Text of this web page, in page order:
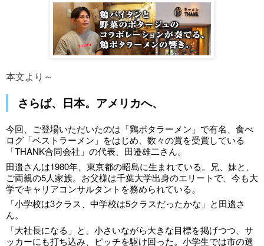
本文より～
さらば、日本。アメリカへ、
今回、ご登場いただいたのは「鶏ポタラーメン」で有名、食べ
ログ「ベストラーメン」をはじめ、数々の賞を受賞している
「THANK合同会社」の代表、田邉雄二さん。
田邉さんは1980年、東京都の昭島に生まれている。兄、妹と、
ご両親の5人家族。お父様は千葉大学出身のエリートで、今も大
学でキャリアコンサルタントを務められている。
「小学校は3クラス、中学校は5クラスだったかな」と田邉さ
ん。
「大社長になる」と、小さいながら大きな目標を掲げつつ、サ
ッカーにも打ち込み、ピッチを駆け回った。小学生では市の選